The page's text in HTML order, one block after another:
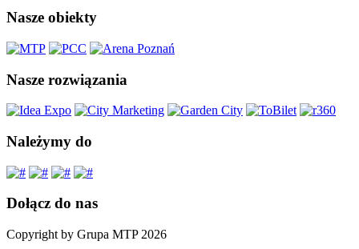
Nasze obiekty
Nasze rozwiązania
Należymy do
Dołącz do nas
Copyright by Grupa MTP 2026